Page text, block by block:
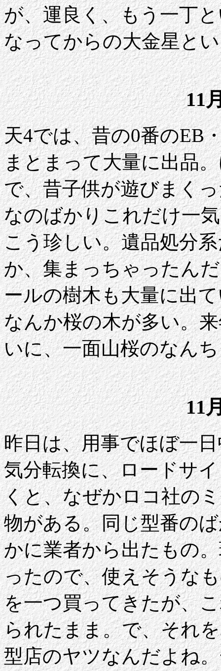
が、運良く、もう一丁
なってからの大金星と
11
天4では、昔の0番のEB
まとまって大量に出品
で、昔子供が遊びまく
なのばかりこれだけ一
こう珍しい。遺品処分
か、集まっちゃったん
ールの樹木も大量に出
なんか桜の木が多い。
いに、一面山桜のなん
11
昨日は、用事でほぼ一
気分転換に、ロードサ
くと、なぜかロコ社の
物がある。同じ型番の
かに業者から出たもの
ったので、使えそうな
を一つ買ってきたが、
られたまま。で、それ
型店のヤツなんだよね